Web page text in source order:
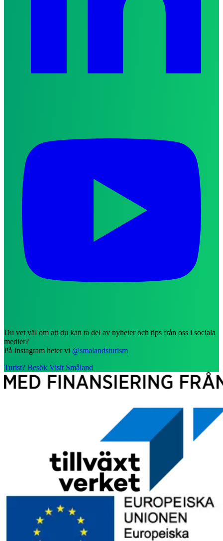
Du vet väl om att du kan ta del av nyheter och tips från oss i sociala
medier?
På Instagram heter vi @smalandsturism
Turist? Besök Visit Småland